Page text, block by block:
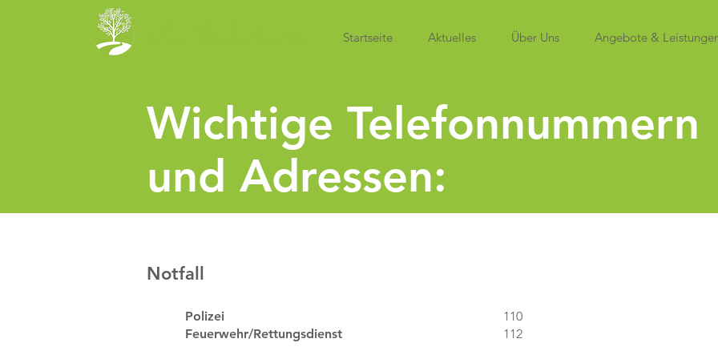
Startseite Aktuelles Über Uns Angebote &
Wichtige Telefonnummern
und Adressen:
Notfall
110
112
Polizei
Feuerwehr/Rettungsdienst